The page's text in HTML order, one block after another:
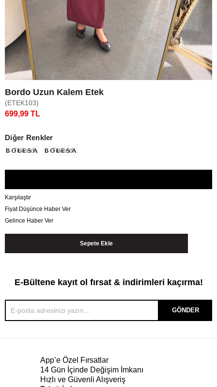
Bordo Uzun Kalem Etek
(ETEK103)
699,99 TL
Diğer Renkler
Tükendi Tükendi
Karşılaştır
Fiyat Düşünce Haber Ver
Gelince Haber Ver
E-Bültene kayıt ol fırsat & indirimleri kaçırma!
GÖNDER
App’e Özel Fırsatlar
14 Gün İçinde Değişim İmkanı
Hızlı ve Güvenli Alışveriş